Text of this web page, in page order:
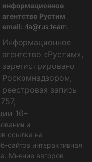
информационное
агентство Рустим
email: ria@rus.team.
Информационное
агентство «Рустим»,
зарегистрировано
Роскомнадзором,
реестровая запись
16+
и
ссылка на
сайтов интерактивная
Мнение авторов